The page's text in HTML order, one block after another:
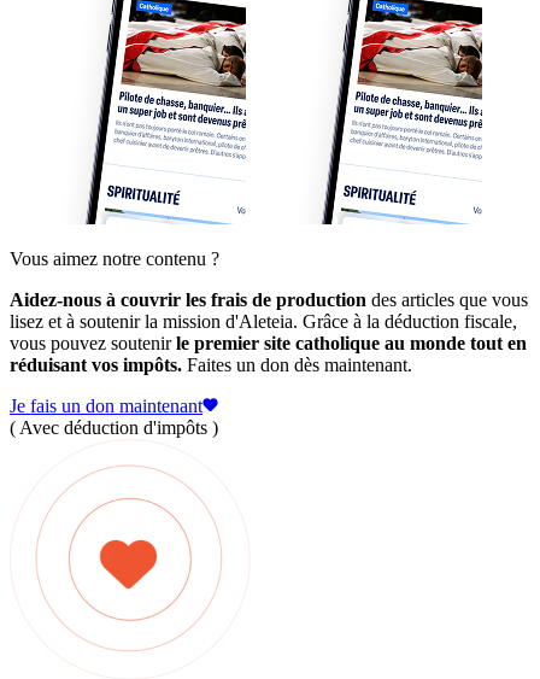
Vous aimez notre contenu ?
Aidez-nous à couvrir les frais de production des articles que vous
lisez et à soutenir la mission d'Aleteia. Grâce à la déduction fiscale,
vous pouvez soutenirle premier site catholique au monde tout en
réduisant vos impôts. Faites un don dès maintenant.
Je fais un don maintenant
( Avec déduction d'impôts )